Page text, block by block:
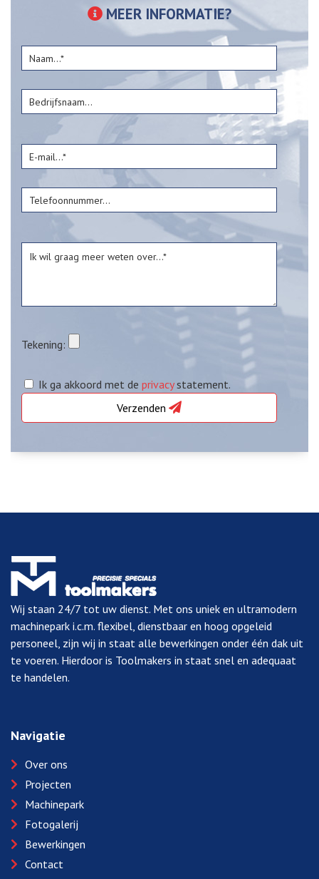
MEER INFORMATIE?
Tekening:
Ik ga akkoord met de privacystatement.
Verzenden
Wij staan 24/7 tot uw dienst. Met ons uniek en ultramodern
machinepark i.c.m. flexibel, dienstbaar en hoog opgeleid
personeel, zijn wij in staat alle bewerkingen onder één dak uit
te voeren. Hierdoor is Toolmakers in staat snel en adequaat
te handelen.
Navigatie
Over ons
Projecten
Machinepark
Fotogalerij
Bewerkingen
Contact